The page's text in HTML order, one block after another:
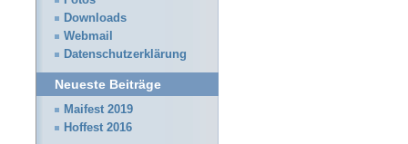
Downloads
Webmail
Datenschutzerklärung
Neueste Beiträge
Maifest 2019
Hoffest 2016